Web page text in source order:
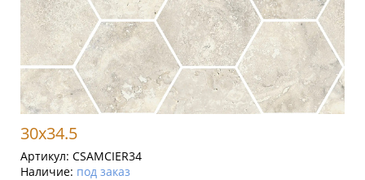
30x34.5
Артикул: CSAMCIER34
Наличие: под заказ